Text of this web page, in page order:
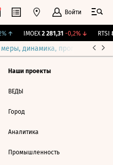
Войти
↑ IMOEX 2 281,31 -0,2%↓ RTSI
динамика, прогнозы
Наши проекты
ВЕДЫ
Город
Аналитика
Промышленность